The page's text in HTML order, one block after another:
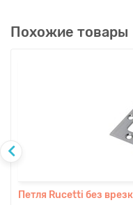
Похожие товары
Петля Rucetti без